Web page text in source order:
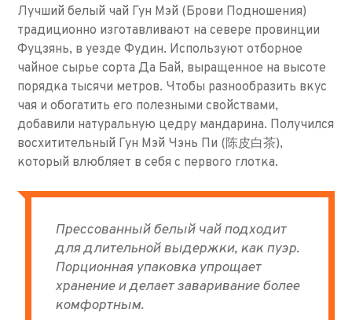
Лучший белый чай Гун Мэй (Брови Подношения)
традиционно изготавливают на севере провинции
Фуцзянь, в уезде Фудин. Используют отборное
чайное сырье сорта Да Бай, выращенное на высоте
порядка тысячи метров. Чтобы разнообразить вкус
чая и обогатить его полезными свойствами,
добавили натуральную цедру мандарина. Получился
восхитительный Гун Мэй Чэнь Пи (陈皮白茶),
который влюбляет в себя с первого глотка.
Прессованный белый чай подходит
для длительной выдержки, как пуэр.
Порционная упаковка упрощает
хранение и делает заваривание более
комфортным.